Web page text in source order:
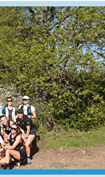
les colonnes affichées